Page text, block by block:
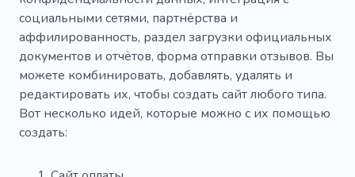
социальными сетями, партнёрства и
аффилированность, раздел загрузки официальных
документов и отчётов, форма отправки отзывов. Вы
можете комбинировать, добавлять, удалять и
редактировать их, чтобы создать сайт любого типа.
Вот несколько идей, которые можно с их помощью
создать: